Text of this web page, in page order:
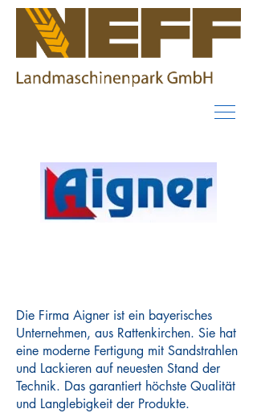
Die Firma Aigner ist ein bayerisches
Unternehmen, aus Rattenkirchen. Sie hat
eine moderne Fertigung mit Sandstrahlen
und Lackieren auf neuesten Stand der
Technik. Das garantiert höchste Qualität
und Langlebigkeit der Produkte.